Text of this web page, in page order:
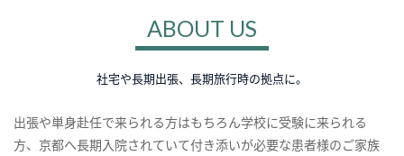
ABOUT US
社宅や長期出張、長期旅行時の拠点に。
出張や単身赴任で来られる方はもちろん学校に受験に来られる
方、京都へ長期入院されていて付き添いが必要な患者様のご家族